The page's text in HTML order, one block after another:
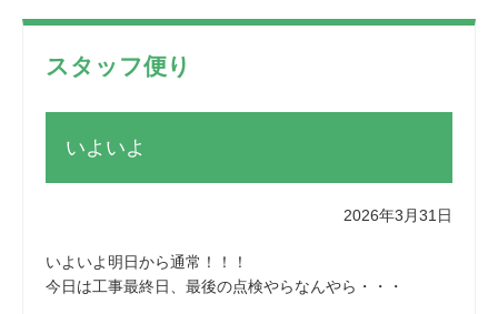
スタッフ便り
いよいよ
2026年3月31日
いよいよ明日から通常！！！
今日は工事最終日、最後の点検やらなんやら・・・